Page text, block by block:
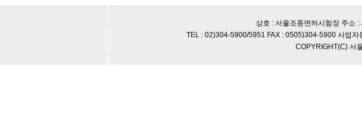
상호 : 서울조종면허시험장 주소
TEL : 02)304-5900/5951 FAX : 0505)304-5900 사업
COPYRIGHT(C) 서